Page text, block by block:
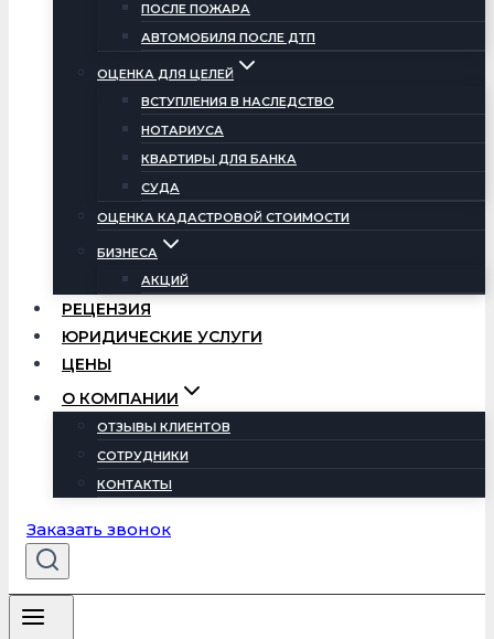
ПОСЛЕ ПОЖАРА
АВТОМОБИЛЯ ПОСЛЕ ДТП
ОЦЕНКА ДЛЯ ЦЕЛЕЙ
ВСТУПЛЕНИЯ В НАСЛЕДСТВО
НОТАРИУСА
КВАРТИРЫ ДЛЯ БАНКА
СУДА
ОЦЕНКА КАДАСТРОВОЙ СТОИМОСТИ
БИЗНЕСА
АКЦИЙ
РЕЦЕНЗИЯ
ЮРИДИЧЕСКИЕ УСЛУГИ
ЦЕНЫ
О КОМПАНИИ
ОТЗЫВЫ КЛИЕНТОВ
СОТРУДНИКИ
КОНТАКТЫ
Заказать звонок